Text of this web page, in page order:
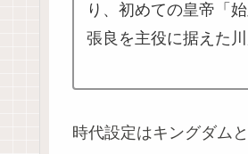
り、初めての皇帝「
張良を主役に据えた
時代設定はキングダム